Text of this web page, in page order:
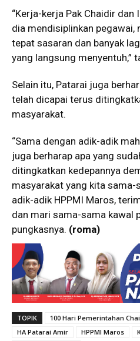
“Kerja-kerja Pak Chaidir dan
dia mendisiplinkan pegawai,
tepat sasaran dan banyak
yang langsung menyentuh,”
Selain itu, Patarai juga
telah dicapai terus
masyarakat.
“Sama dengan adik-adik
juga berharap apa yang
ditingkatkan kedepannya
masyarakat yang kita sama-
adik-adik HPPMI Maros,
dan mari sama-sama kawal
pungkasnya. (roma)
TOPIK 100 Hari Pemerintahan
HA Patarai Amir
HPPMI Maros